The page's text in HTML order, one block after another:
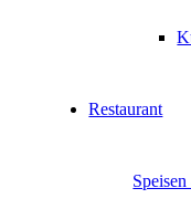
Restaurant